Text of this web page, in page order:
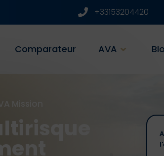
+33153204420
Comparateur AVA
Mission